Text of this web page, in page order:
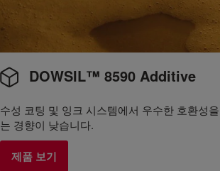
DOWSIL™ 8590 Additive
수성 코팅 및 잉크 시스템에서 우수한 호환성
는 경향이 낮습니다.
제품 보기